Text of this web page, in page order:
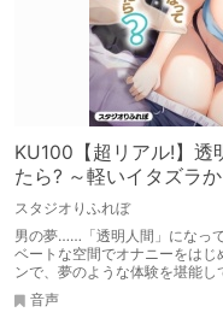
KU100【超リアル!】透
たら? ～軽いイタズラ
スタジオりふれぼ
男の夢……「透明人間」になっ
ベートな空間でオナニーをは
ンで、夢のような体験を堪能
音声